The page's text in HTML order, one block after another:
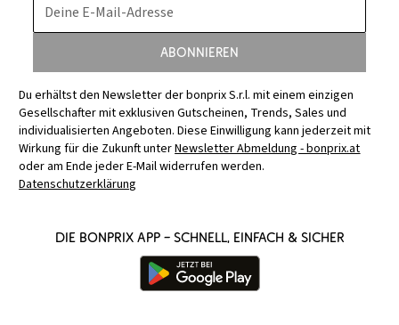
Deine E-Mail-Adresse
Abonnieren
Du erhältst den Newsletter der bonprix S.r.l. mit einem einzigen
Gesellschafter mit exklusiven Gutscheinen, Trends, Sales und
individualisierten Angeboten. Diese Einwilligung kann jederzeit mit
Wirkung für die Zukunft unterNewsletter Abmeldung - bonprix.at
oder am Ende jeder E-Mail widerrufen werden.
Datenschutzerklärung
Die bonprix App – schnell, einfach & sicher